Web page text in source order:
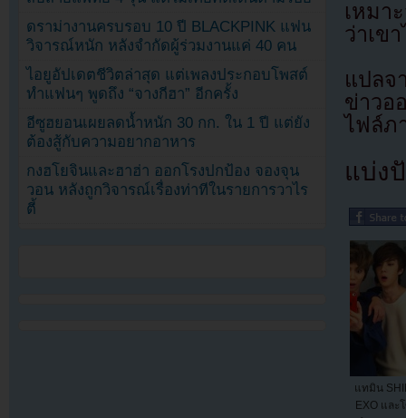
เหมา
ว่าเข
แปลจ
ข่าว
ไฟล์ภ
แบ่ง
แทมิน
EXO และ
ดราม่างานครบรอบ 10 ปี BLACKPINK แฟน
วิจารณ์หนัก หลังจำกัดผู้ร่วมงานแค่ 40 คน
ไอยูอัปเดตชีวิตล่าสุด แต่เพลงประกอบโพสต์
ทำแฟนๆ พูดถึง “จางกีฮา” อีกครั้ง
อีซูฮยอนเผยลดน้ำหนัก 30 กก. ใน 1 ปี แต่ยัง
ต้องสู้กับความอยากอาหาร
กงฮโยจินและฮาฮ่า ออกโรงปกป้อง จองจุน
วอน หลังถูกวิจารณ์เรื่องท่าทีในรายการวาไร
ตี้